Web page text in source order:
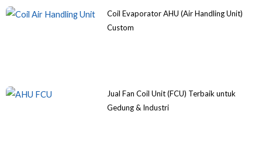
Coil Evaporator AHU (Air Handling Unit)
Custom
Jual Fan Coil Unit (FCU) Terbaik untuk
Gedung & Industri